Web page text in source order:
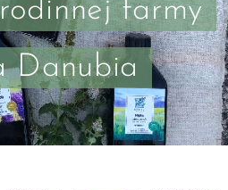
farmy
Danubia